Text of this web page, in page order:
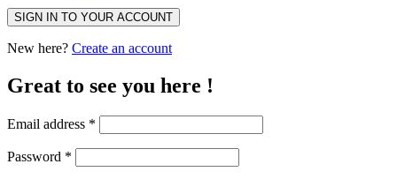
SIGN IN TO YOUR ACCOUNT
New here? Create an account
Great to see you here !
Email address *
Password *